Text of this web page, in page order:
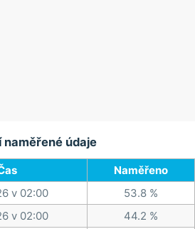
naměřené údaje
Naměřeno
v 02:00
53.8 %
v 02:00
44.2 %